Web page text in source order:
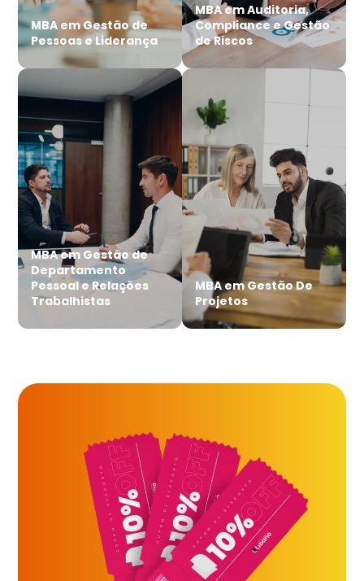
MBA em Gestão de
Pessoas e Liderança
MBA em Auditoria,
Compliance e Gestão
de Riscos
MBA em Gestão de
Departamento
Pessoal e Relações
Trabalhistas
MBA em Gestão De
Projetos